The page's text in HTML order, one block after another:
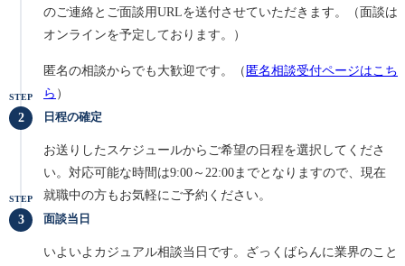
のご連絡とご面談用URLを送付させていただきます。（面談は
オンラインを予定しております。）
匿名の相談からでも大歓迎です。（ 匿名相談受付ページはこち
ら ）
STEP
日程の確定
お送りしたスケジュールからご希望の日程を選択してくださ
い。対応可能な時間は9:00～22:00までとなりますので、現在
就職中の方もお気軽にご予約ください。
STEP
面談当日
いよいよカジュアル相談当日です。ざっくばらんに業界のこと